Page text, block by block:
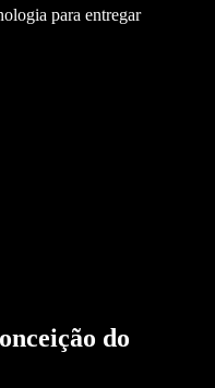
para entregar
do